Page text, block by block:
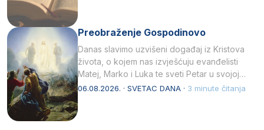
Preobraženje Gospodinovo
Danas slavimo uzvišeni događaj iz Kristova
života, o kojem nas izvješćuju evanđelisti
Matej, Marko i Luka te sveti Petar u svojoj
drugoj…
06.08.2026. · SVETAC DANA · 3 minute čitanja